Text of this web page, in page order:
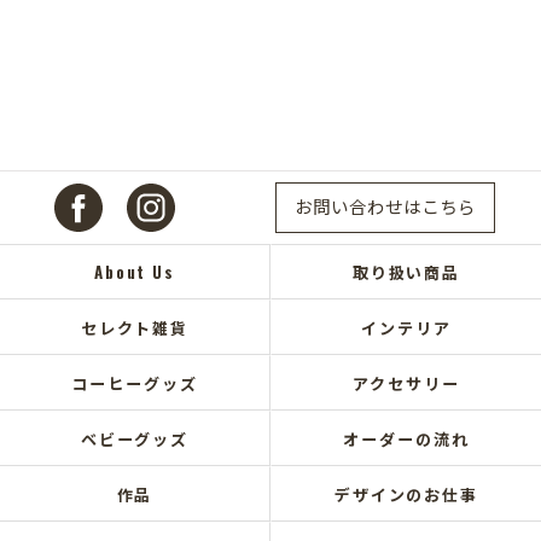
お問い合わせはこちら
About Us 取り扱い商品
セレクト雑貨 インテリア
コーヒーグッズ アクセサリー
ベビーグッズ オーダーの流れ
作品 デザインのお仕事